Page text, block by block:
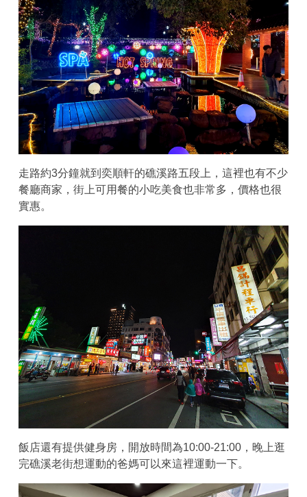
走路約3分鐘就到奕順軒的礁溪路五段上，這裡也有不少
餐廳商家，街上可用餐的小吃美食也非常多，價格也很
實惠。
飯店還有提供健身房，開放時間為10:00-21:00，晚上逛
完礁溪老街想運動的爸媽可以來這裡運動一下。